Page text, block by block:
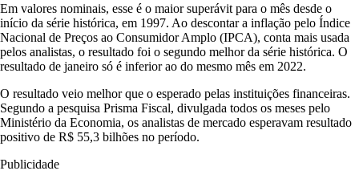
Em valores nominais, esse é o maior superávit para o mês desde o
início da série histórica, em 1997. Ao descontar a inflação pelo Índice
Nacional de Preços ao Consumidor Amplo (IPCA), conta mais usada
pelos analistas, o resultado foi o segundo melhor da série histórica. O
resultado de janeiro só é inferior ao do mesmo mês em 2022.
O resultado veio melhor que o esperado pelas instituições financeiras.
Segundo a pesquisa Prisma Fiscal, divulgada todos os meses pelo
Ministério da Economia, os analistas de mercado esperavam resultado
positivo de R$ 55,3 bilhões no período.
Publicidade